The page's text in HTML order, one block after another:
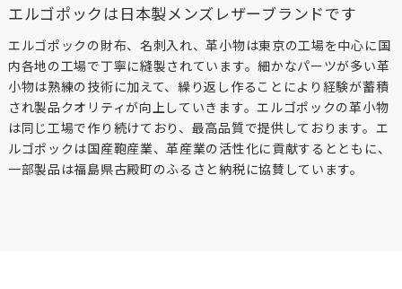
エルゴポックは日本製メンズレザーブランドです
エルゴポックの財布、名刺入れ、革小物は東京の工場を中心に国
内各地の工場で丁寧に縫製されています。細かなパーツが多い革
小物は熟練の技術に加えて、繰り返し作ることにより経験が蓄積
され製品クオリティが向上していきます。エルゴポックの革小物
は同じ工場で作り続けており、最高品質で提供しております。エ
ルゴポックは国産鞄産業、革産業の活性化に貢献するとともに、
一部製品は福島県古殿町のふるさと納税に協賛しています。